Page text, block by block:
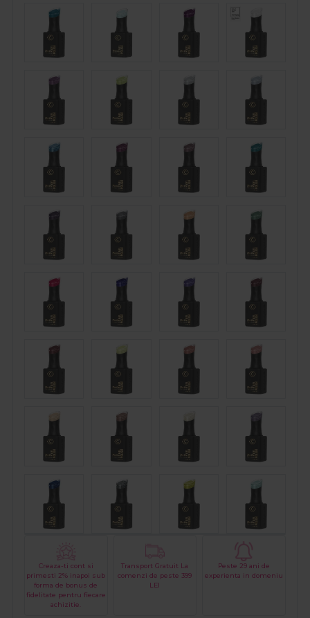
Creaza-ti cont si
primesti 2% inapoi sub
forma de bonus de
fidelitate pentru fiecare
achizitie.
Transport Gratuit La
comenzi de peste 399
LEI
Peste 29 ani de
experienta in domeniu